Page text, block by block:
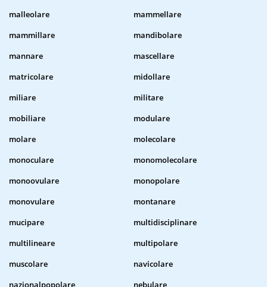
malleolare
mammellare
mammillare
mandibolare
mannare
mascellare
matricolare
midollare
miliare
militare
mobiliare
modulare
molare
molecolare
monoculare
monomolecolare
monoovulare
monopolare
monovulare
montanare
mucipare
multidisciplinare
multilineare
multipolare
muscolare
navicolare
nazionalpopolare
nebulare